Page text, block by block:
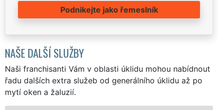
Podnikejte jako řemeslník
NAŠE DALŠÍ SLUŽBY
Naši franchisanti Vám v oblasti úklidu mohou nabídnout
řadu dalších extra služeb od generálního úklidu až po
mytí oken a žaluzií.